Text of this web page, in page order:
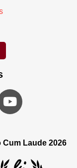
Cum Laude 2026